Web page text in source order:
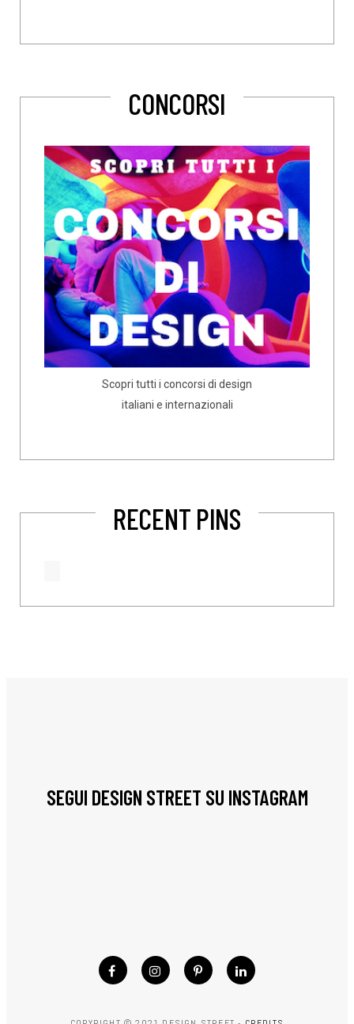
CONCORSI
Scopri tutti i concorsi di design
italiani e internazionali
RECENT PINS
SEGUI DESIGN STREET SU INSTAGRAM